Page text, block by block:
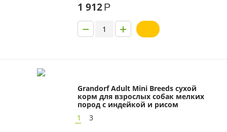
1 912Р
+
−
Grandorf Adult Mini Breeds сухой
корм для взрослых собак мелких
пород с индейкой и рисом
1
3